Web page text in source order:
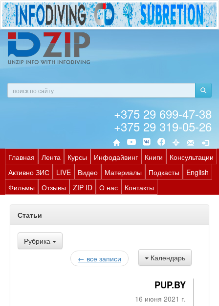
+375 29 699-47-38
+375 29 319-05-26
Главная Лента Курсы Инфодайвинг Книги
Консультации
Активно ЗИС
LIVE Видео Материалы Подкасты
English
Фильмы
Отзывы ZIP ID О нас Контакты
Статьи
Рубрика
Календарь
← все записи
PUP.BY
16 июня 2021 г.